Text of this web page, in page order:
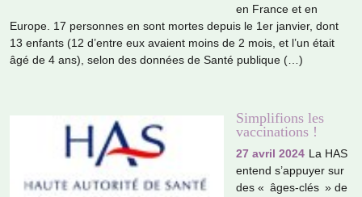
en France et en
Europe. 17 per­son­nes en sont mortes depuis le 1er jan­vier, dont
13 enfants (12 d’entre eux avaient moins de 2 mois, et l’un était
âgé de 4 ans), selon des don­nées de Santé publi­que (…)
Simplifions les
vaccinations !
27 avril 2024 La HAS
entend s’appuyer sur
des « âges-clés » de